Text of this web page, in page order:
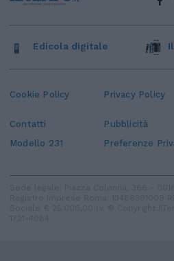
Cookie Policy Privacy Policy
Contatti Pubblicità
Modello 231
Preferenze
Edicola digitale